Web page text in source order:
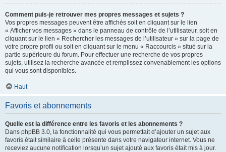
Comment puis-je retrouver mes propres messages et sujets ?
Vos propres messages peuvent être affichés soit en cliquant sur le lien
« Afficher vos messages » dans le panneau de contrôle de l’utilisateur, soit en
cliquant sur le lien « Rechercher les messages de l’utilisateur » sur la page de
votre propre profil ou soit en cliquant sur le menu « Raccourcis » situé sur la
partie supérieure du forum. Pour effectuer une recherche de vos propres
sujets, utilisez la recherche avancée et remplissez convenablement les options
qui vous sont disponibles.
Haut
Favoris et abonnements
Quelle est la différence entre les favoris et les abonnements ?
Dans phpBB 3.0, la fonctionnalité qui vous permettait d’ajouter un sujet aux
favoris était similaire à celle présente dans votre navigateur internet. Vous ne
receviez aucune notification lorsqu’un sujet ajouté aux favoris était mis à jour.